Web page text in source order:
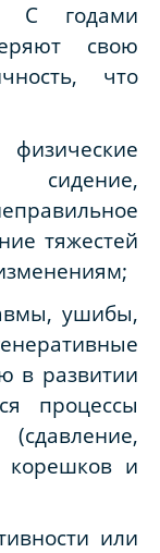
С годами
свою
что
сидение,
тяжестей
ушибы,
в развитии
процессы
корешков и
или